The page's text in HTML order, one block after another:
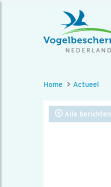
Home Actueel
Alle berichten